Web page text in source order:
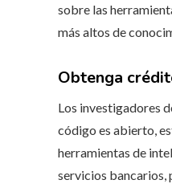
sobre las
más altos de
Obtenga
Los investigadores
código es abierto,
herramientas de
servicios bancarios,